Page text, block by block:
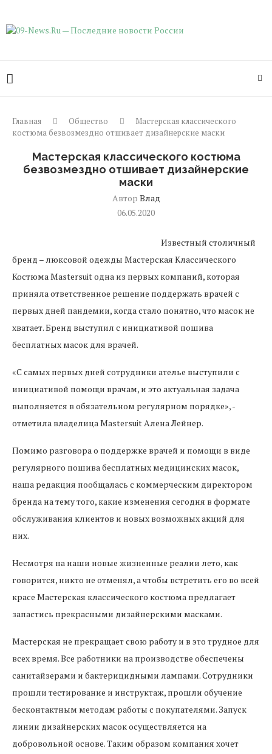
Главная Общество
Мастерская классического
костюма безвозмездно отшивает дизайнерские маски
Мастерская классического костюма
безвозмездно отшивает дизайнерские
маски
Автор Влад
06.05.2020
Известный столичный
бренд – люксовой одежды Мастерская Классического
Костюма Mastersuit одна из первых компаний, которая
приняла ответственное решение поддержать врачей с
первых дней пандемии, когда стало понятно, что масок не
хватает. Бренд выступил с инициативой пошива
бесплатных масок для врачей.
«С самых первых дней сотрудники ателье выступили с
инициативой помощи врачам, и это актуальная задача
выполняется в обязательном регулярном порядке», -
отметила владелица Mastersuit Алена Лейнер.
Помимо разговора о поддержке врачей и помощи в виде
регулярного пошива бесплатных медицинских масок,
наша редакция пообщалась с коммерческим директором
бренда на тему того, какие изменения сегодня в формате
обслуживания клиентов и новых возможных акций для
них.
Несмотря на наши новые жизненные реалии лето, как
говорится, никто не отменял, а чтобы встретить его во всей
красе Мастерская классического костюма предлагает
запастись прекрасными дизайнерскими масками.
Мастерская не прекращает свою работу и в это трудное для
всех время. Все работники на производстве обеспечены
санитайзерами и бактерицидными лампами. Сотрудники
прошли тестирование и инструктаж, прошли обучение
бесконтактным методам работы с покупателями. Запуск
линии дизайнерских масок осуществляется на
добровольной основе. Таким образом компания хочет